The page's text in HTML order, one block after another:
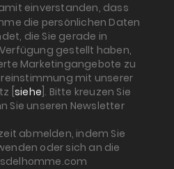
einverstanden, dass
die persönlichen Daten
die Sie gerade in
gestellt haben,
Marketingangebote zu
mit unserer
[ siehe ]. Bitte kreuzen Sie
Sie unseren Newsletter
abmelden, indem Sie
oder sich an die